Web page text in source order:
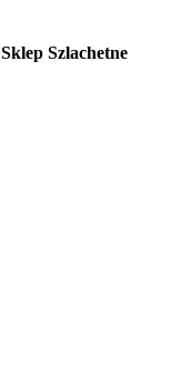
Sklep Szlachetne